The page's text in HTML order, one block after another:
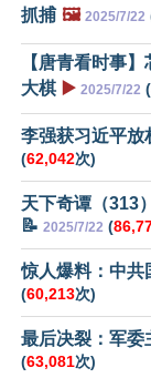
抓捕 🖼️ 2025/7/22
【唐青看时事
大棋 ▶️ 2025/7/22 (
李强获习近平放
(62,042次)
天下奇谭（313
📝 2025/7/22 (
惊人爆料：中共
(60,213次)
最后决裂：军委
(63,081次)